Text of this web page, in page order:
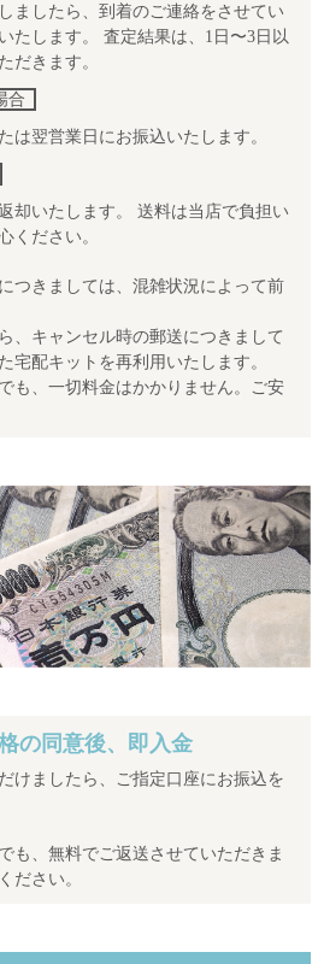
ましたら、到着のご連絡をさせてい
たします。 査定結果は、1日〜3日以
だきます。
合
は翌営業日にお振込いたします。
却いたします。 送料は当店で負担い
ください。
つきましては、混雑状況によって前
、キャンセル時の郵送につきまして
宅配キットを再利用いたします。
も、一切料金はかかりません。ご安
の同意後、即入金
けましたら、ご指定口座にお振込を
も、無料でご返送させていただきま
ださい。